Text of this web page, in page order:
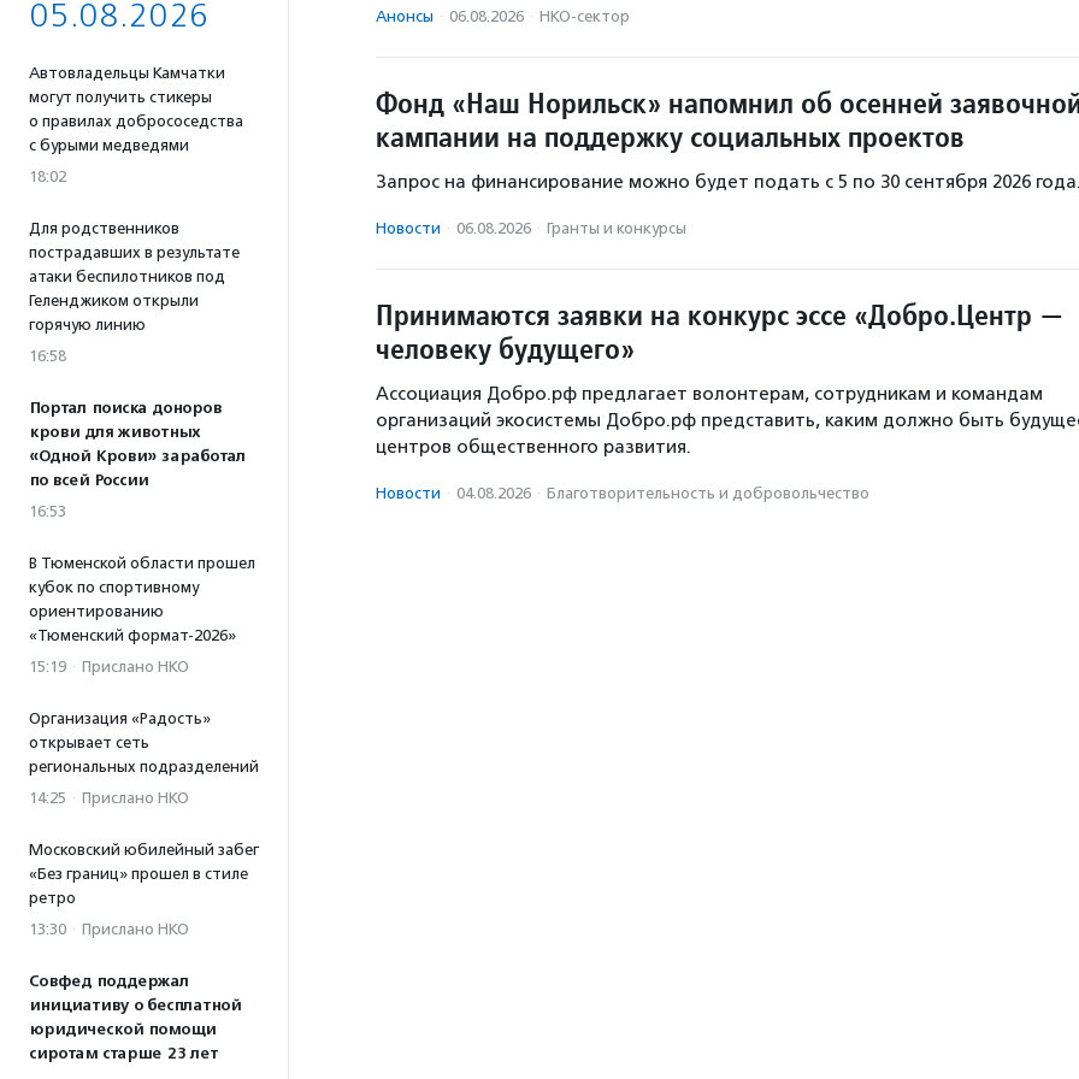
05.08.2026
Автовладельцы Камчатки
могут получить стикеры
о правилах добрососедства
с бурыми медведями
18:02
Для родственников
пострадавших в результате
атаки беспилотников под
Геленджиком открыли
горячую линию
16:58
Портал поиска доноров
крови для животных
«Одной Крови» заработал
по всей России
16:53
В Тюменской области прошел
кубок по спортивному
ориентированию
«Тюменский формат-2026»
15:19 · Прислано НКО
Организация «Радость»
открывает сеть
региональных подразделений
14:25 · Прислано НКО
Московский юбилейный забег
«Без границ» прошел в стиле
ретро
13:30 · Прислано НКО
Совфед поддержал
инициативу о бесплатной
юридической помощи
сиротам старше 23 лет
Анонсы · 06.08.2026 · НКО-сектор
Фонд «Наш Норильск» напомнил об осенней
кампании на поддержку социальных проектов
Запрос на финансирование можно будет подать с 5 по 30 сентября 2026 года.
Новости · 06.08.2026 · Гранты и конкурсы
Принимаются заявки на конкурс эссе «Добро.Центр —
человеку будущего»
Ассоциация Добро.рф предлагает волонтерам, сотрудникам и командам
организаций экосистемы Добро.рф представить, каким должно быть
центров общественного развития.
Новости · 04.08.2026 · Благотвори­тель­ность и доброволь­чест­во